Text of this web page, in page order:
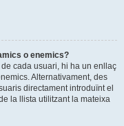
o enemics?
cada usuari, hi ha un enllaç
Alternativament, des
directament introduïnt el
la llista utilitzant la mateixa